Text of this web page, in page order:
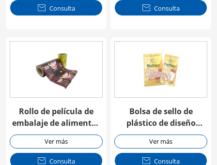
 Consulta  Consulta
Rollo de película de
embalaje de alimentos
PE estirable fácil de
desgarrar
Ver más
 Consulta
Bolsa de sello de
plástico de diseño
personalizado de tres
lados
Ver más
 Consulta